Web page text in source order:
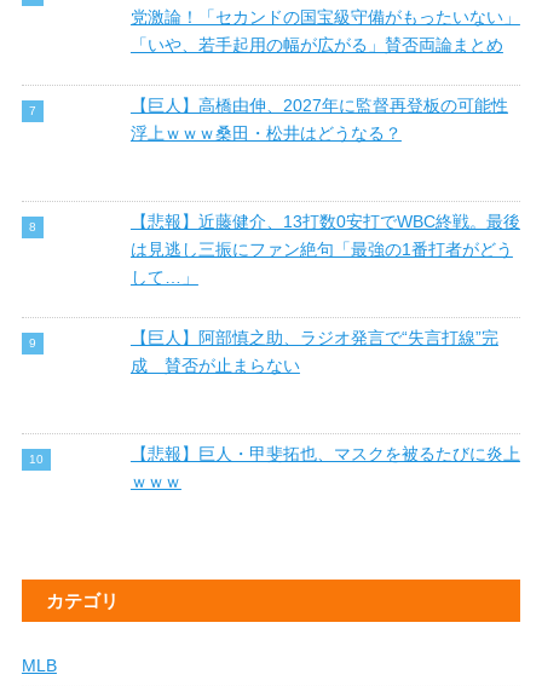
党激論！「セカンドの国宝級守備がもったいない」
「いや、若手起用の幅が広がる」賛否両論まとめ
【巨人】高橋由伸、2027年に監督再登板の可能性
浮上ｗｗｗ桑田・松井はどうなる？
【悲報】近藤健介、13打数0安打でWBC終戦。最後
は見逃し三振にファン絶句「最強の1番打者がどう
して…」
【巨人】阿部慎之助、ラジオ発言で“失言打線”完
成 賛否が止まらない
【悲報】巨人・甲斐拓也、マスクを被るたびに炎上
ｗｗｗ
カテゴリ
MLB